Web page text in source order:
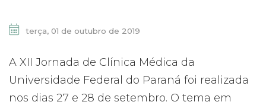
terça, 01 de outubro de 2019
A XII Jornada de Clínica Médica da
Universidade Federal do Paraná foi realizada
nos dias 27 e 28 de setembro. O tema em